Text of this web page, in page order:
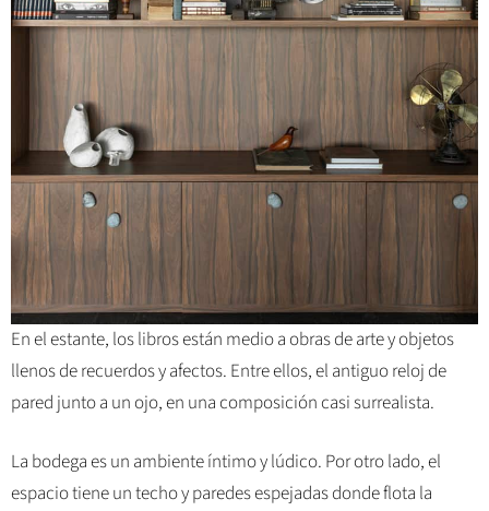
En el estante, los libros están medio a obras de arte y objetos
llenos de recuerdos y afectos. Entre ellos, el antiguo reloj de
pared junto a un ojo, en una composición casi surrealista.
La bodega es un ambiente íntimo y lúdico. Por otro lado, el
espacio tiene un techo y paredes espejadas donde flota la